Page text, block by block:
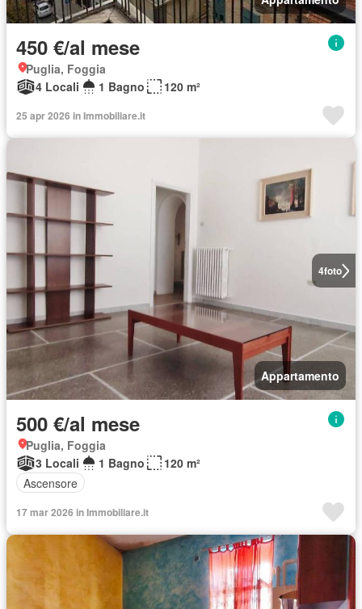
450 €/al mese
Puglia, Foggia
4 Locali
1 Bagno 120 m²
25 apr 2026 in Immobiliare.it
4foto
Appartamento
500 €/al mese
Puglia, Foggia
3 Locali
1 Bagno
120 m²
Ascensore
17 mar 2026 in Immobiliare.it